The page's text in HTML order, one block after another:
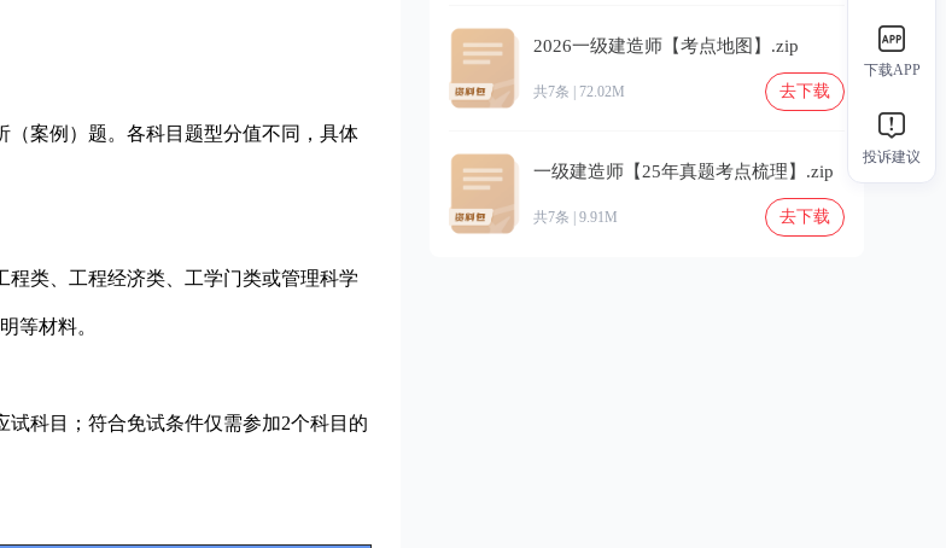
案例）题。各科目题型分值不同，具体
类、工程经济类、工学门类或管理科学
等材料。
科目；符合免试条件仅需参加2个科目的
2026一级建造师【考点地图】.zip
共7条 | 72.02M 去下载
一级建造师【25年真题考点梳理】.zip
共7条 | 9.91M 去下载
下载APP
投诉建议